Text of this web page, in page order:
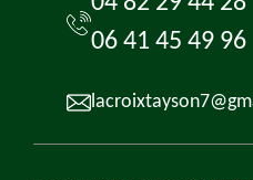
06 41 45 49 96